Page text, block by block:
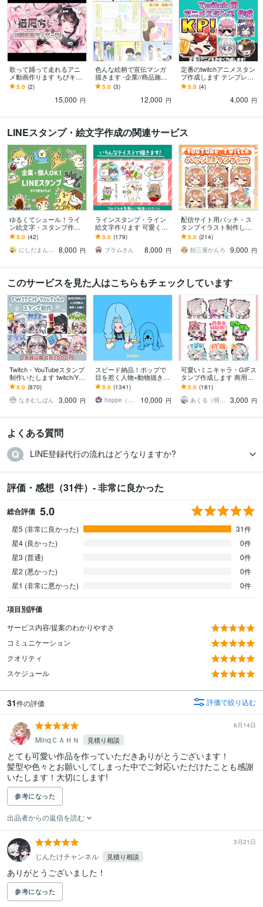
歌って踊って走れるアニ
メ動画作ります ちびキャ
ラから等身大まで対応、O
PED/待ち受けなどに是非!
5.0 (2)
15,000 円
色んな絵柄で宣伝マンガ
描きます -企業//商品施設
紹介など4コマ～2P程度で
作成!
5.0 (3)
12,000 円
定番のtwitchアニメスタン
プ作成します テンプレ選
択式で簡単!1つ4000
円〜。
5.0 (4)
4,000 円
LINEスタンプ・絵文字作成の関連サービス
ゆるくてシュール！ライ
ン絵文字・スタンプ作成
します ペットや似顔絵、
企業のオリジナルキャラ
クターをスタンプに◎
5.0 (42)
にしだまんまる
8,000 円
ラインスタンプ・ライン
絵文字作ります 可愛くて
時々シュールなラインス
タンプ・ライン絵文字作
ります。
5.0 (179)
プラムさん
8,000 円
配信サイト用バッチ・ス
タンプイラスト制作しま
す 企業実績あり！メンバ
ーシップやサブスク特典
に最適！
5.0 (214)
飴三屋かんろ
9,000 円
このサービスを見た人はこちらもチェックしています
Twitch・YouTubeスタンプ
制作いたします twitch/You
Tube/tiktok配信用スタンプ
制作
5.0 (870)
なきむしぱん
3,000 円
スピード納品！ポップで
目を惹く人物×動物描きま
す 挿絵・動画・グッズな
ど鮮やかな配色で個性を
出したい方へ
5.0 (1341)
hoppe（ほっぺ）
10,000 円
可愛いミニキャラ・GIFス
タンプ作成します 商用込
み！Twitch,Youtube,LINE
用など＊
5.0 (181)
あくる（明来）※来年納品分︰受付中
3,000 円
よくある質問
LINE登録代行の流れはどうなりますか?
評価・感想（31件）- 非常に良かった
総合評価 5.0
星5 (非常に良かった)
31件
星4 (良かった)
0件
星3 (普通)
0件
星2 (悪かった)
0件
星1 (非常に悪かった)
0件
項目別評価
サービス内容/提案のわかりやすさ
コミュニケーション
クオリティ
スケジュール
31件の評価 評価で絞り込む
6月14日
MinqＣＡＨＮ 見積り相談
とても可愛い作品を作っていただきありがとうございます！
髪型や色々とお願いしてしまった中でご対応いただけたことも感謝
いたします！大切にします!
参考になった
出品者からの返信を読む
3月21日
じんたけチャンネル 見積り相談
ありがとうございました！
参考になった